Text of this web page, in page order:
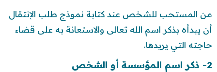
من المستحب للشخص عند كتابة نموذج طلب الإنتقال
أن يبدأه بذكر اسم الله تعالى والاستعانة به على قضاء
حاجته التي يريدها.
2- ذكر اسم المؤسسة أو الشخص